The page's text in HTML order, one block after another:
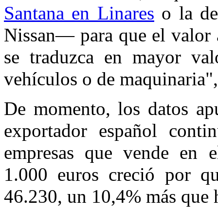
Santana en Linares o la
Nissan— para que el valor
se traduzca en mayor
vehículos o de
De momento, los datos
exportador español
empresas que vende en
1.000 euros creció por
46.230, un 10,4% más que